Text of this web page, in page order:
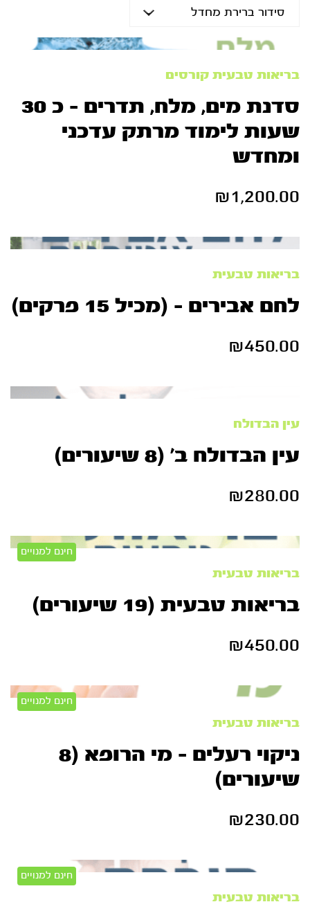
בריאות טבעית קורסים
סדנת מים, מלח, תדרים – כ 30
שעות לימוד מרתק עדכני
ומחדש
₪1,200.00
בריאות טבעית
לחם אבירים – (מכיל 15 פרקים)
₪450.00
עין הבדולח
עין הבדולח ב’ (8 שיעורים)
₪280.00
חינם למנויים
בריאות טבעית
בריאות טבעית (19 שיעורים)
₪450.00
חינם למנויים
בריאות טבעית
ניקוי רעלים – מי הרופא (8
שיעורים)
₪230.00
חינם למנויים
בריאות טבעית